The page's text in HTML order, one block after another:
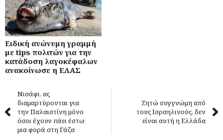
Ειδική ανώνυμη γραμμή
με tips πολιτών για την
κατάδοση λαγοκέφαλων
ανακοίνωσε η ΕΛΑΣ
Νισάφι, ας
διαμαρτύρονται για
την Παλαιστίνη μόνο
όσοι έχουν πάει έστω
μια φορά στη Γάζα
Ζητώ συγγνώμη από
τους Ισραηλινούς, δεν
είναι αυτή η Ελλάδα